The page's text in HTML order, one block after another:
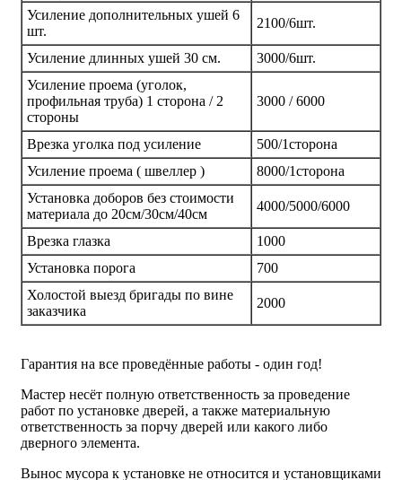
Усиление дополнительных ушей 6
шт.
2100/6шт.
Усиление длинных ушей 30 см.
3000/6шт.
Усиление проема (уголок,
профильная труба) 1 сторона / 2
стороны
3000 / 6000
Врезка уголка под усиление
500/1сторона
Усиление проема ( швеллер )
8000/1сторона
Установка доборов без стоимости
материала до 20см/30см/40см
4000/5000/6000
Врезка глазка
1000
Установка порога
700
Холостой выезд бригады по вине
заказчика
2000
Гарантия на все проведённые работы - один год!
Мастер несёт полную ответственность за проведение
работ по установке дверей, а также материальную
ответственность за порчу дверей или какого либо
дверного элемента.
Вынос мусора к установке не относится и установщиками